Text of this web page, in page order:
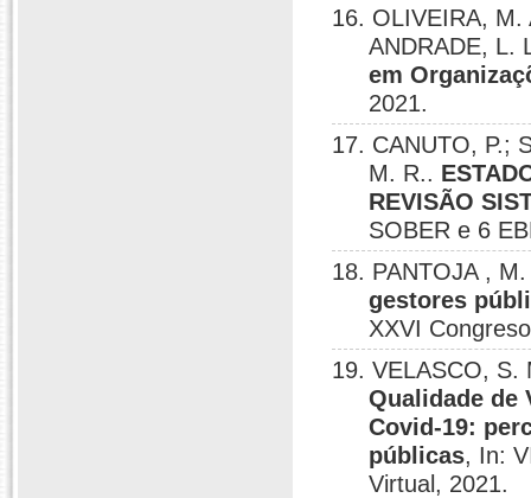
16. OLIVEIRA, M.
ANDRADE, L.
em
2021.
17. CANUTO, P.;
M. R..
REVISÃO
SOBER e 6
18. PANTOJA ,
gestores
XXVI
19. VELASCO, S.
Qualidade de
Covid-19:
públicas, In:
Virtual, 2021.